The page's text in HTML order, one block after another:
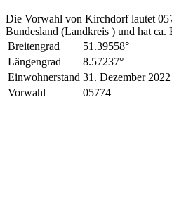
Die Vorwahl von Kirchdorf lautet
Bundesland (Landkreis ) und hat ca.
Breitengrad
51.39558°
Längengrad
8.57237°
Einwohnerstand 31. Dezember 2022
Vorwahl
05774